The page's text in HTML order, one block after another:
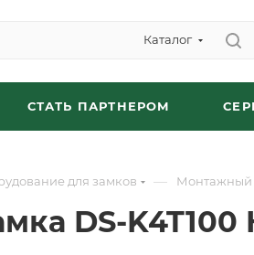
Каталог
СТАТЬ ПАРТНЕРОМ
для замков — Монтажный
DS-K4T100